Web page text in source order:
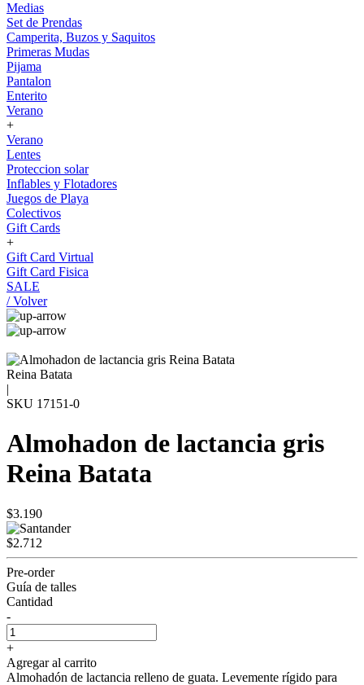
Medias
Set de Prendas
Camperita, Buzos y Saquitos
Primeras Mudas
Pijama
Pantalon
Enterito
Verano
+
Verano
Lentes
Proteccion solar
Inflables y Flotadores
Juegos de Playa
Colectivos
Gift Cards
+
Gift Card Virtual
Gift Card Fisica
SALE
/ Volver
Reina Batata
|
SKU 17151-0
Almohadon de lactancia gris
Reina Batata
$3.190
$2.712
Pre-order
Guía de talles
Cantidad
-
+
Agregar al carrito
Almohadón de lactancia relleno de guata. Levemente rígido para